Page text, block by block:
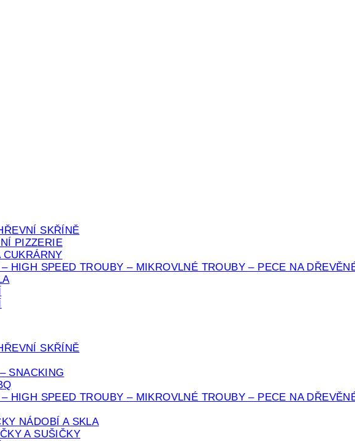
SKŘÍNĚ
PIZZERIE
HIGH SPEED TROUBY – MIKROVLNÉ TROUBY – PECE NA
SKŘÍNĚ
SNACKING
HIGH SPEED TROUBY – MIKROVLNÉ TROUBY – PECE NA
NÁDOBÍ A SKLA
A SUŠIČKY